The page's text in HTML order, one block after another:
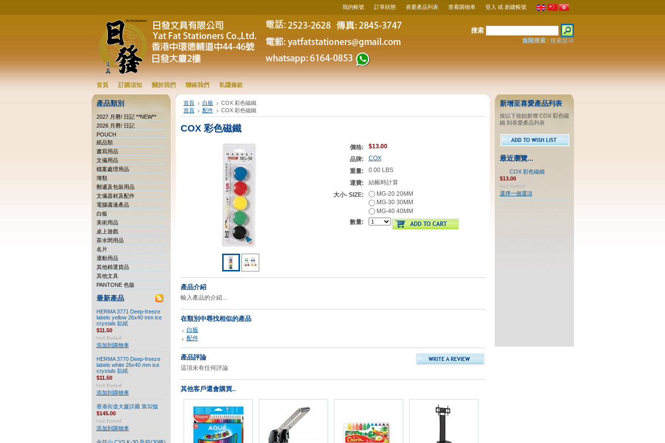
我的帳號 訂單狀態 喜愛產品列表 查看購物車 登入 或 創建帳號
搜索
進階搜索| 搜索提示
首頁 訂購須知 關於我們 聯絡我們 私隱條款
產品類別
2027 月曆/ 日記 **NEW**
2026 月曆/ 日記
POUCH
紙品類
書寫用品
文儀用品
檔案處理用品
簿類
郵遞及包裝用品
文儀器材及配件
電腦週邊產品
白板
美術用品
桌上遊戲
茶水間用品
名片
運動用品
其他精選貨品
其他文具
PANTONE 色版
最新產品
HERMA 3771 Deep-freeze
labels yellow 26x40 mm ice
crystals 貼紙
$11.50
添加到購物車
HERMA 3770 Deep-freeze
labels white 26x40 mm ice
crystals 貼紙
$11.50
添加到購物車
香港街道大廈詳圖 第32版
$145.00
添加到購物車
首頁 白板
COX 彩色磁鐵
首頁
配件 COX 彩色磁鐵
COX 彩色磁鐵
價格:
$13.00
品牌:
COX
重量:
0.00 LBS
運費:
結帳時計算
大小- SIZE:
MG-20 20MM
MG-30 30MM
MG-40 40MM
數量:
產品介紹
輸入產品的介紹...
在類別中尋找相似的產品
白板
配件
產品評論
這項未有任何評論
其他客戶還會購買..
新增至喜愛產品列表
按以下按鈕新增 COX 彩色磁
鐵 到喜愛產品列表
最近瀏覽...
COX 彩色磁鐵
$13.00
選擇一個選項